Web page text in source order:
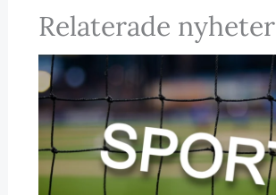
Relaterade nyheter